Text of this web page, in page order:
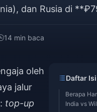
dan Rusia di
termurah dan
14 min baca
oleh
jalur
top-up
Daftar Isi
Berapa
India vs